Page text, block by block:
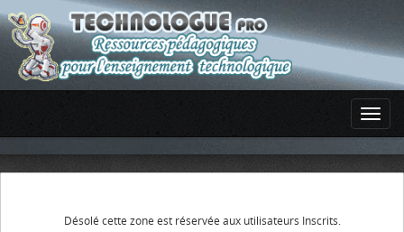
Désolé cette zone est réservée aux utilisateurs Inscrits.